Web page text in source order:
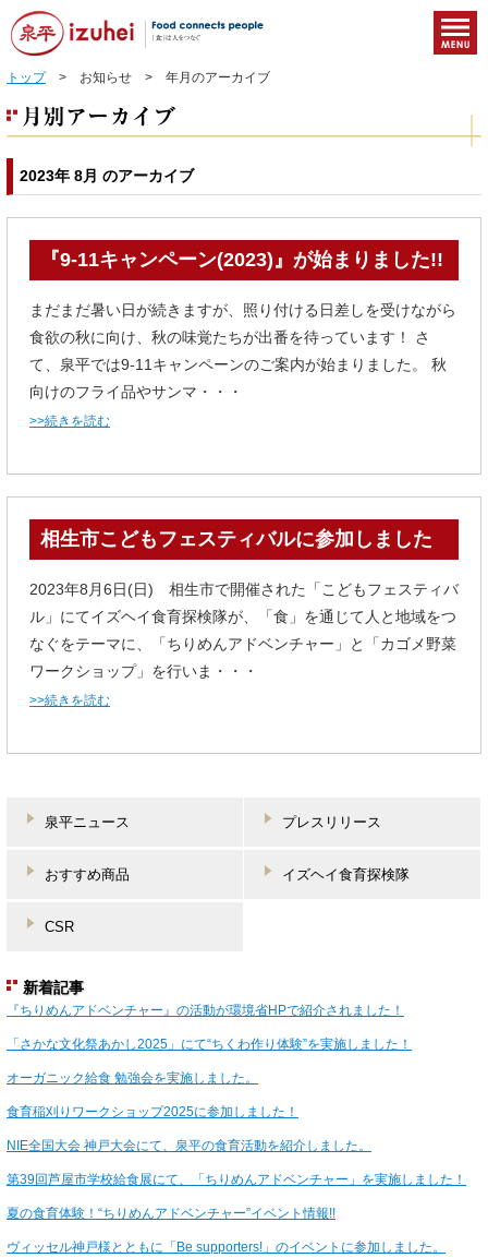
トップ> お知らせ > 年月のアーカイブ
2023年 8月 のアーカイブ
『9-11キャンペーン(2023)』が始まりました!!
まだまだ暑い日が続きますが、照り付ける日差しを受けながら
食欲の秋に向け、秋の味覚たちが出番を待っています！ さ
て、泉平では9-11キャンペーンのご案内が始まりました。 秋
向けのフライ品やサンマ・・・
>>続きを読む
相生市こどもフェスティバルに参加しました
2023年8月6日(日) 相生市で開催された「こどもフェスティバ
ル」にてイズヘイ食育探検隊が、「食」を通じて人と地域をつ
なぐをテーマに、「ちりめんアドベンチャー」と「カゴメ野菜
ワークショップ」を行いま・・・
>>続きを読む
泉平ニュース プレスリリース
おすすめ商品 イズヘイ食育探検隊
CSR
新着記事
『ちりめんアドベンチャー』の活動が環境省HPで紹介されました！
「さかな文化祭あかし2025」にて“ちくわ作り体験”を実施しました！
オーガニック給食 勉強会を実施しました。
食育稲刈りワークショップ2025に参加しました！
NIE全国大会 神戸大会にて、泉平の食育活動を紹介しました。
第39回芦屋市学校給食展にて、「ちりめんアドベンチャー」を実施しました！
夏の食育体験！“ちりめんアドベンチャー”イベント情報!!
ヴィッセル神戸様とともに「Be supporters!」のイベントに参加しました。